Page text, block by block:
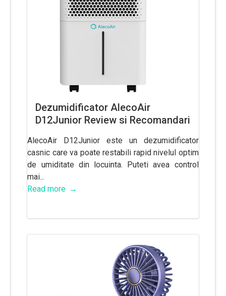
Dezumidificator AlecoAir
D12Junior Review si Recomandari
AlecoAir D12Junior este un dezumidificator
casnic care va poate restabili rapid nivelul optim
de umiditate din locuinta. Puteti avea control
mai...
Read more